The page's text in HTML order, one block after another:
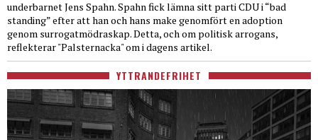
underbarnet Jens Spahn. Spahn fick lämna sitt parti CDU i “bad
standing” efter att han och hans make genomfört en adoption
genom surrogatmödraskap. Detta, och om politisk arrogans,
reflekterar "Palsternacka" om i dagens artikel.
YTTRANDEFRIHET